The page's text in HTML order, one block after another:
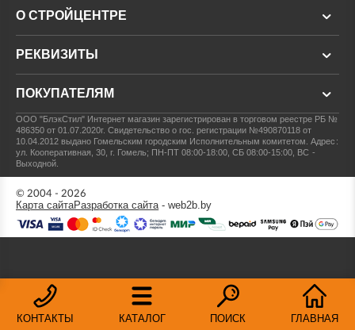
КОНТАКТЫ КАТАЛОГ ПОИСК ГЛАВНАЯ
О СТРОЙЦЕНТРЕ
РЕКВИЗИТЫ
ПОКУПАТЕЛЯМ
ООО "БлэкСтил" Интернет магазин зарегистрирован в торговом реестре РБ №
486350 от 01.07.2020г.Свидетельство о гос. регистрации №490870118 от
10.04.2012 выдано Гомельским городским Исполнительным комитетом.Адрес:
ул. Кооперативная, 30, г. Гомель; ПН-ПТ 08:00-18:00, СБ 08:00-15:00, ВС -
Выходной.
© 2004 - 2026
Карта сайтаРазработка сайта- web2b.by